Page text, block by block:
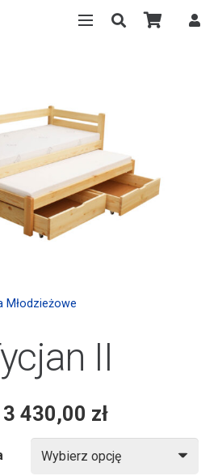
Młodzieżowe
II
3 430,00 zł